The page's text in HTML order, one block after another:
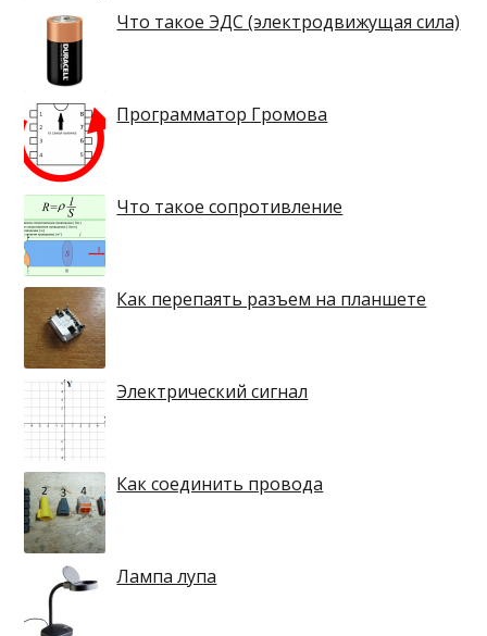
Что такое ЭДС (электродвижущая сила)
Программатор Громова
Что такое сопротивление
Как перепаять разъем на планшете
Электрический сигнал
Как соединить провода
Лампа лупа